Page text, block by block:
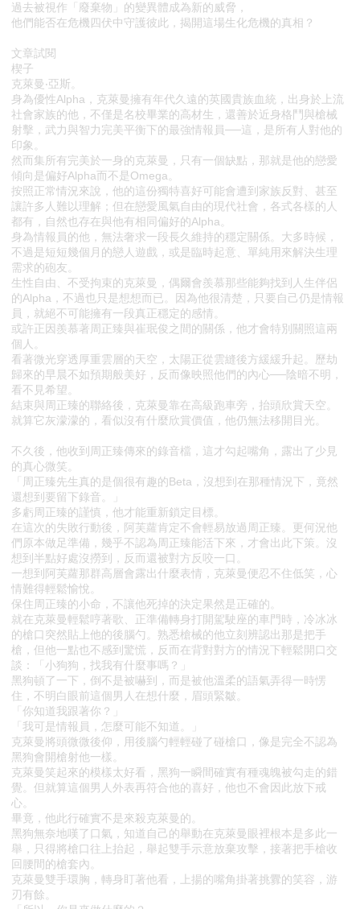
過去被視作「廢棄物」的變異體成為新的威脅，
他們能否在危機四伏中守護彼此，揭開這場生化危機的真相？
文章試閱
楔子
克萊曼‧亞斯。
身為優性Alpha，克萊曼擁有年代久遠的英國貴族血統，出身於上流
社會家族的他，不僅是名校畢業的高材生，還善於近身格鬥與槍械
射擊，武力與智力完美平衡下的最強情報員──這，是所有人對他的
印象。
然而集所有完美於一身的克萊曼，只有一個缺點，那就是他的戀愛
傾向是偏好Alpha而不是Omega。
按照正常情況來說，他的這份獨特喜好可能會遭到家族反對、甚至
讓許多人難以理解；但在戀愛風氣自由的現代社會，各式各樣的人
都有，自然也存在與他有相同偏好的Alpha。
身為情報員的他，無法奢求一段長久維持的穩定關係。大多時候，
不過是短短幾個月的戀人遊戲，或是臨時起意、單純用來解決生理
需求的砲友。
生性自由、不受拘束的克萊曼，偶爾會羨慕那些能夠找到人生伴侶
的Alpha，不過也只是想想而已。因為他很清楚，只要自己仍是情報
員，就絕不可能擁有一段真正穩定的感情。
或許正因羨慕著周正臻與崔珉俊之間的關係，他才會特別關照這兩
個人。
看著微光穿透厚重雲層的天空，太陽正從雲縫後方緩緩升起。歷劫
歸來的早晨不如預期般美好，反而像映照他們的內心──陰暗不明，
看不見希望。
結束與周正臻的聯絡後，克萊曼靠在高級跑車旁，抬頭欣賞天空。
就算它灰濛濛的，看似沒有什麼欣賞價值，他仍無法移開目光。
不久後，他收到周正臻傳來的錄音檔，這才勾起嘴角，露出了少見
的真心微笑。
「周正臻先生真的是個很有趣的Beta，沒想到在那種情況下，竟然
還想到要留下錄音。」
多虧周正臻的謹慎，他才能重新鎖定目標。
在這次的失敗行動後，阿芙蘿肯定不會輕易放過周正臻。更何況他
們原本做足準備，幾乎不認為周正臻能活下來，才會出此下策。沒
想到半點好處沒撈到，反而還被對方反咬一口。
一想到阿芙蘿那群高層會露出什麼表情，克萊曼便忍不住低笑，心
情難得輕鬆愉悅。
保住周正臻的小命，不讓他死掉的決定果然是正確的。
就在克萊曼輕鬆哼著歌、正準備轉身打開駕駛座的車門時，冷冰冰
的槍口突然貼上他的後腦勺。熟悉槍械的他立刻辨認出那是把手
槍，但他一點也不感到驚慌，反而在背對對方的情況下輕鬆開口交
談：「小狗狗，找我有什麼事嗎？」
黑狗頓了一下，倒不是被嚇到，而是被他溫柔的語氣弄得一時愣
住，不明白眼前這個男人在想什麼，眉頭緊皺。
「你知道我跟著你？」
「我可是情報員，怎麼可能不知道。」
克萊曼將頭微微後仰，用後腦勺輕輕碰了碰槍口，像是完全不認為
黑狗會開槍射他一樣。
克萊曼笑起來的模樣太好看，黑狗一瞬間確實有種魂魄被勾走的錯
覺。但就算這個男人外表再符合他的喜好，他也不會因此放下戒
心。
畢竟，他此行確實不是來殺克萊曼的。
黑狗無奈地嘆了口氣，知道自己的舉動在克萊曼眼裡根本是多此一
舉，只得將槍口往上抬起，舉起雙手示意放棄攻擊，接著把手槍收
回腰間的槍套內。
克萊曼雙手環胸，轉身盯著他看，上揚的嘴角掛著挑釁的笑容，游
刃有餘。